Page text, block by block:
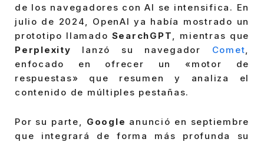
de los navegadores con AI se intensifica. En
julio de 2024, OpenAI ya había mostrado un
prototipo llamado SearchGPT, mientras que
Perplexity lanzó su navegador Comet,
enfocado en ofrecer un «motor de
respuestas» que resumen y analiza el
contenido de múltiples pestañas.
Por su parte, Google anunció en septiembre
que integrará de forma más profunda su